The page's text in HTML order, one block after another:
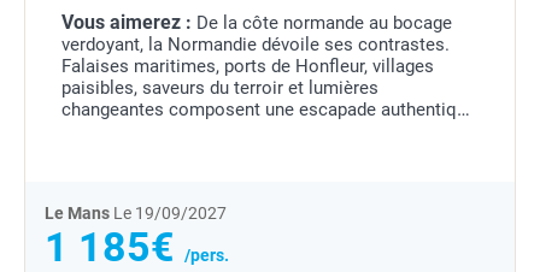
Vous aimerez : De la côte normande au bocage
verdoyant, la Normandie dévoile ses contrastes.
Falaises maritimes, ports de Honfleur, villages
paisibles, saveurs du terroir et lumières
changeantes composent une escapade authentique
Le Mans Le 19/09/2027
1 185€ /pers.